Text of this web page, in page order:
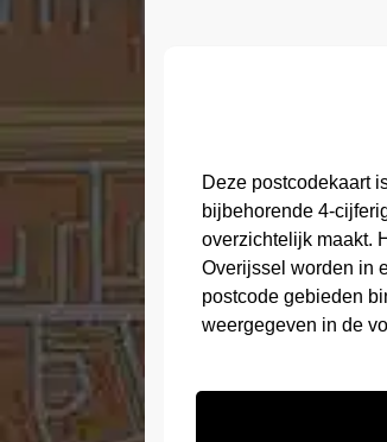
Deze postcodekaart
bijbehorende 4-
overzichtelijk maakt.
Overijssel worden in
postcode gebieden
weergegeven in de